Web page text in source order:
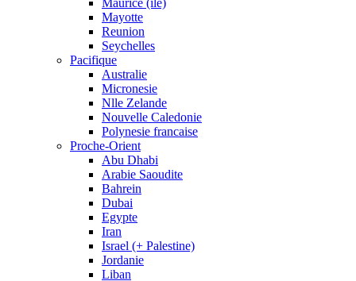
Maurice (ile)
Mayotte
Reunion
Seychelles
Pacifique
Australie
Micronesie
Nlle Zelande
Nouvelle Caledonie
Polynesie francaise
Proche-Orient
Abu Dhabi
Arabie Saoudite
Bahrein
Dubai
Egypte
Iran
Israel (+ Palestine)
Jordanie
Liban